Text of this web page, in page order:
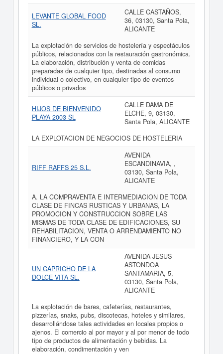
LEVANTE GLOBAL FOOD
SL.
CALLE CASTAÑOS,
36, 03130, Santa Pola,
ALICANTE
La explotación de servicios de hostelería y espectáculos
públicos, relacionados con la restauración gastronómica.
La elaboración, distribución y venta de comidas
preparadas de cualquier tipo, destinadas al consumo
individual o colectivo, en cualquier tipo de eventos
públicos o privados
HIJOS DE BIENVENIDO
PLAYA 2003 SL
CALLE DAMA DE
ELCHE, 9, 03130,
Santa Pola, ALICANTE
LA EXPLOTACION DE NEGOCIOS DE HOSTELERIA
RIFF RAFFS 25 S.L.
AVENIDA
ESCANDINAVIA, ,
03130, Santa Pola,
ALICANTE
A. LA COMPRAVENTA E INTERMEDIACION DE TODA
CLASE DE FINCAS RUSTICAS Y URBANAS, LA
PROMOCION Y CONSTRUCCION SOBRE LAS
MISMAS DE TODA CLASE DE EDIFICACIONES, SU
REHABILITACION, VENTA O ARRENDAMIENTO NO
FINANCIERO, Y LA CON
UN CAPRICHO DE LA
DOLCE VITA SL.
AVENIDA JESUS
ASTONDOA
SANTAMARIA, 5,
03130, Santa Pola,
ALICANTE
La explotación de bares, cafeterías, restaurantes,
pizzerías, snaks, pubs, discotecas, hoteles y similares,
desarrollándose tales actividades en locales propios o
ajenos. El comercio al por mayor y al por menor de todo
tipo de productos de alimentación y bebidas. La
elaboración, condimentación y ven